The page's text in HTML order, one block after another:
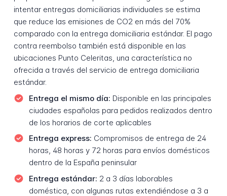
intentar entregas domiciliarias individuales se estima
que reduce las emisiones de CO2 en más del 70%
comparado con la entrega domiciliaria estándar. El pago
contra reembolso también está disponible en las
ubicaciones Punto Celeritas, una característica no
ofrecida a través del servicio de entrega domiciliaria
estándar.
Entrega el mismo día: Disponible en las principales
ciudades españolas para pedidos realizados dentro
de los horarios de corte aplicables
Entrega express: Compromisos de entrega de 24
horas, 48 horas y 72 horas para envíos domésticos
dentro de la España peninsular
Entrega estándar: 2 a 3 días laborables
doméstica, con algunas rutas extendiéndose a 3 a